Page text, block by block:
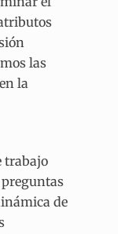
las
la
trabajo
de